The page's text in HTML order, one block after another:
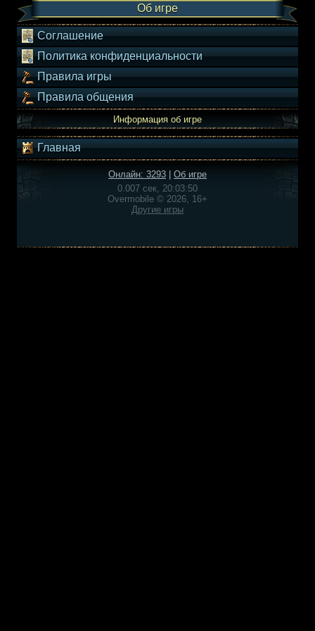
Об игре
Соглашение
Политика конфиденциальности
Правила игры
Правила общения
Информация об игре
Главная
Онлайн: 3293
Об игре
0.007 сек, 20:03:50
Overmobile © 2026, 16+
Другие игры